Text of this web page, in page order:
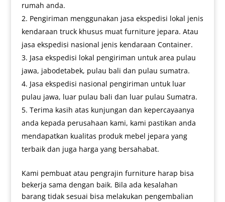
rumah anda.
Pengiriman menggunakan jasa ekspedisi lokal jenis
kendaraan truck khusus muat furniture jepara. Atau
jasa ekspedisi nasional jenis kendaraan Container.
Jasa ekspedisi lokal pengiriman untuk area pulau
jawa, jabodetabek, pulau bali dan pulau sumatra.
Jasa ekspedisi nasional pengiriman untuk luar
pulau jawa, luar pulau bali dan luar pulau Sumatra.
Terima kasih atas kunjungan dan kepercayaanya
anda kepada perusahaan kami, kami pastikan anda
mendapatkan kualitas produk mebel jepara yang
terbaik dan juga harga yang bersahabat.
Kami pembuat atau pengrajin furniture harap bisa
bekerja sama dengan baik. Bila ada kesalahan
barang tidak sesuai bisa melakukan pengembalian